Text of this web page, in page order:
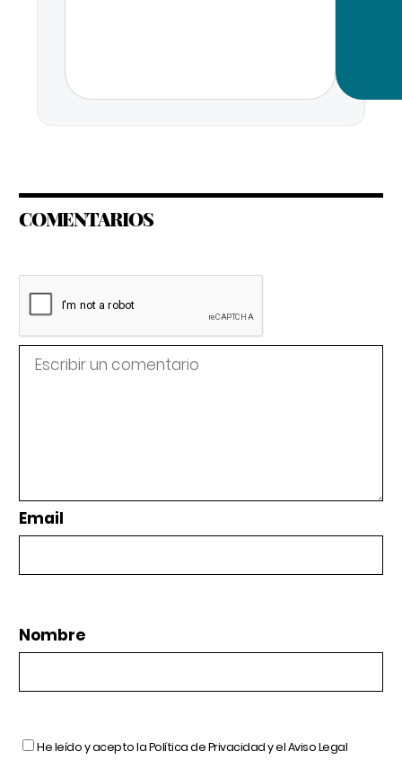
COMENTARIOS
Email
Nombre
He leído y acepto laPolítica de Privacidady elAviso Legal